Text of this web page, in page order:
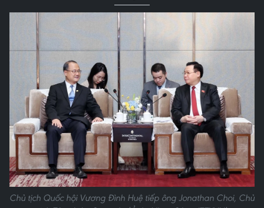
Chủ tịch Quốc hội Vương Đình Huệ tiếp ông Jonathan Choi, Chủ